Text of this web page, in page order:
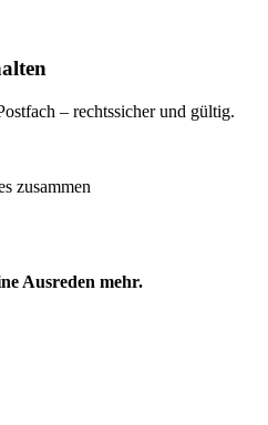
– rechtssicher und gültig.
zusammen
Ausreden mehr.